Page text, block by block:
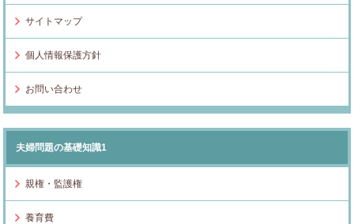
サイトマップ
個人情報保護方針
お問い合わせ
夫婦問題の基礎知識1
親権・監護権
養育費